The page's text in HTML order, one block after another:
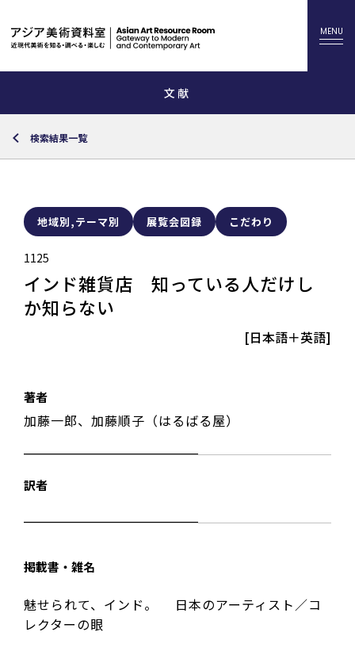
文献
検索結果一覧
地域別,テーマ別 展覧会図録 こだわり
1125
インド雑貨店 知っている人だけし
か知らない
[日本語＋英語]
著者
加藤一郎、加藤順子（はるばる屋）
訳者
掲載書・雑名
魅せられて、インド。 日本のアーティスト／コ
レクターの眼